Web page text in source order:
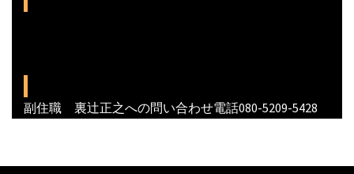
副住職 裏辻正之への問い合わせ電話080-5209-5428